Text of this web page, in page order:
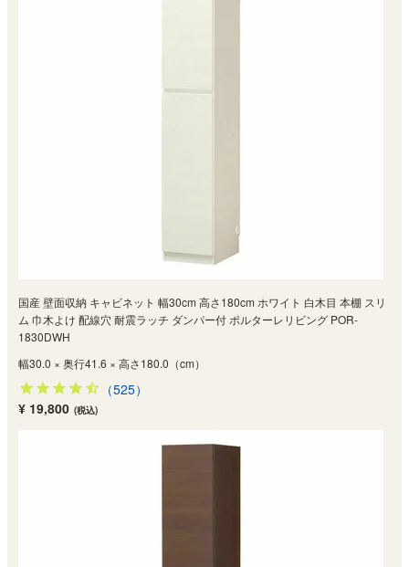
国産 壁面収納 キャビネット 幅30cm 高さ180cm ホワイト 白木目 本棚 スリ
ム 巾木よけ 配線穴 耐震ラッチ ダンパー付 ポルターレリビング POR-
1830DWH
幅30.0 × 奥行41.6 × 高さ180.0（cm）
（525）
¥ 19,800 (税込)